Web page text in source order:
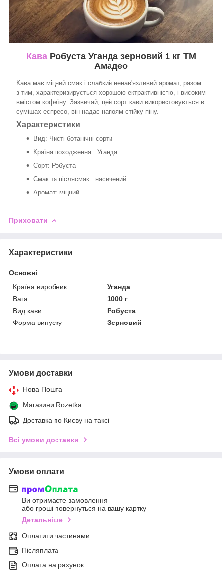
КаваРобуста Уганда зерновий 1 кг ТМ
Амадео
Кава має міцний смак і слабкий ненав'язливий аромат, разом
з тим, характеризирується хорошою ектрактивністю, і високим
вмістом кофеїну. Зазвичай, цей сорт кави використовується в
сумішах еспресо, він надає напоям стійку піну.
Характеристики
Вид: Чисті ботанічні сорти
Країна походження: Уганда
Сорт: Робуста
Смак та післясмак: насичений
Аромат: міцний
Приховати
Характеристики
Основні
Країна виробник
Уганда
Вага
1000 г
Вид кави
Робуста
Форма випуску
Зерновий
Умови доставки
Нова Пошта
Магазини Rozetka
Доставка по Києву на таксі
Всі умови доставки
Умови оплати
Ви отримаєте замовлення
або гроші повернуться на вашу картку
Детальніше
Оплатити частинами
Післяплата
Оплата на рахунок